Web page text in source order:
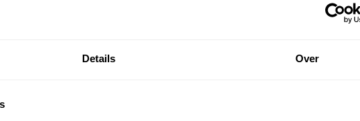
Details Over
bij werkzaamheden op de werkvloer en controleert de
(bijv. Interne verhuizing)